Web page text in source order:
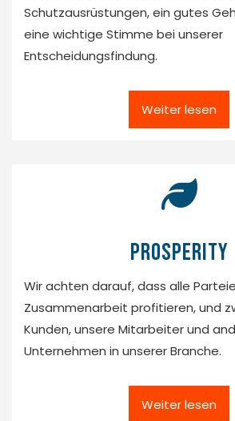
Schutzausrüstungen, ein gutes
eine wichtige Stimme bei unserer
Entscheidungsfindung.
Weiter lesen
prosperity
Wir achten darauf, dass alle
Zusammenarbeit profitieren, und
Kunden, unsere Mitarbeiter und
Unternehmen in unserer Branche.
Weiter lesen